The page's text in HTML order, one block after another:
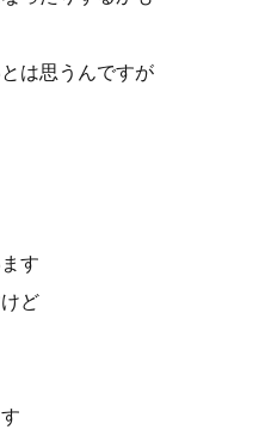
は思うんですが
す
ど